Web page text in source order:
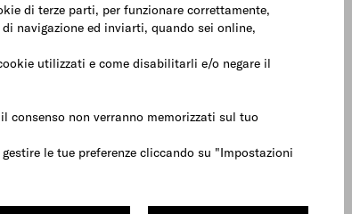
di terze parti, per funzionare correttamente,
navigazione ed inviarti, quando sei online,
utilizzati e come disabilitarli e/o negare il
consenso non verranno memorizzati sul tuo
le tue preferenze cliccando su "Impostazioni